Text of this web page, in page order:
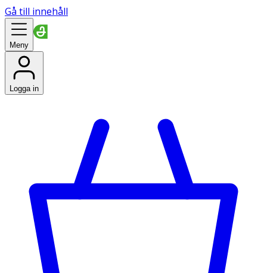
Gå till innehåll
Meny
Logga in